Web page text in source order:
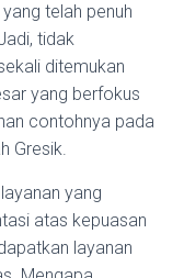
telah penuh
tidak
ditemukan
yang berfokus
contohnya pada
Gresik.
yang
atas kepuasan
layanan